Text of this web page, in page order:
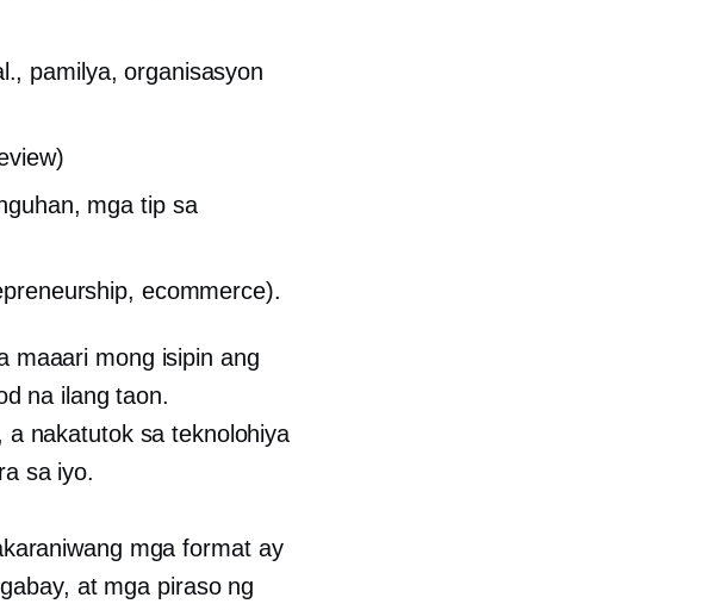
pamilya, organisasyon
mga tip sa
ecommerce).
maaari mong isipin ang
na ilang taon.
a nakatutok sa teknolohiya
sa iyo.
mga format ay
at mga piraso ng